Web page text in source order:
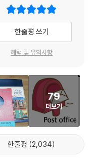
하며 감동을 자아내 작가의
기묘하고 따뜻한 이야기
러져 보일 수 있지만 이는
로 모으는 주요 장치로 작용
비어 있던 오래된 가게
다. 이들은 어릴 때부터 아
전 강도짓을 하고 경찰의
집인 줄로만 알았는데 난
한줄평 쓰기
혜택 및 유의사항
79
더보기
한줄평 2,034